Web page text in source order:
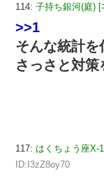
114: 子持ち銀河(庭) [
>>1
そんな統計を
さっさと対策
117: はくちょう座X-
ID:I3zZ8oy70